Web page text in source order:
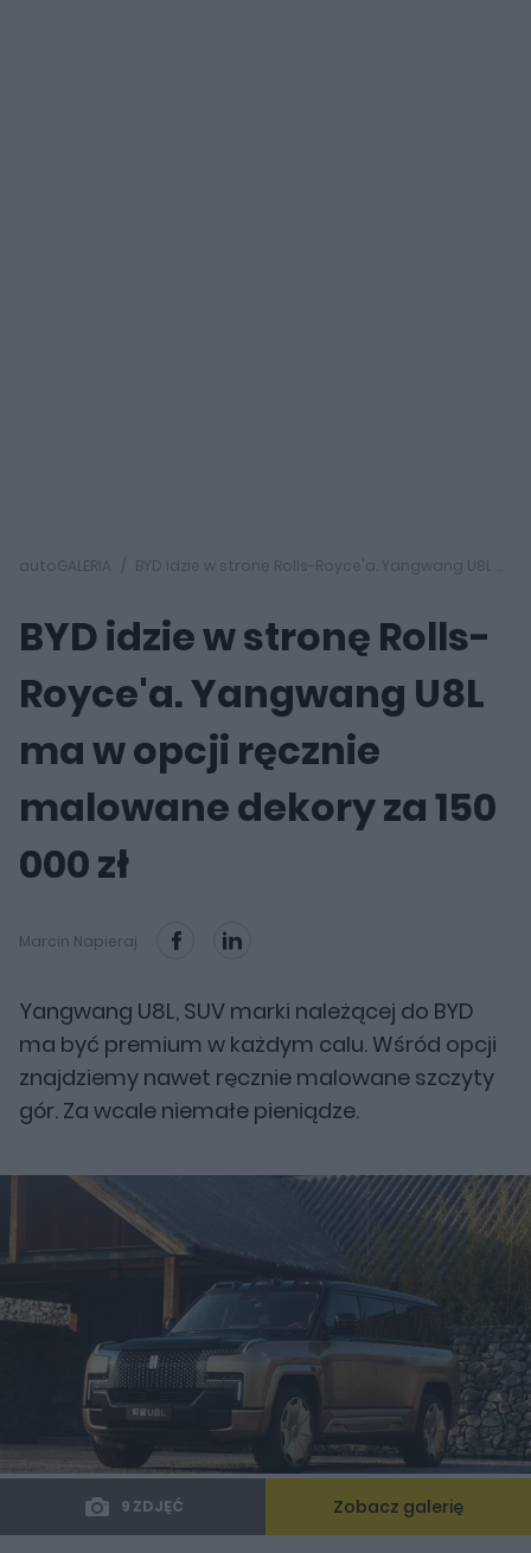
autoGALERIA BYD idzie w stronę Rolls-Royce'a. Yangwang U8L ma w opcji ręcznie malowane dekory za 150 000 zł
BYD idzie w stronę Rolls-
Royce'a. Yangwang U8L
ma w opcji ręcznie
malowane dekory za 150
000 zł
Marcin Napieraj
Yangwang U8L, SUV marki należącej do BYD
ma być premium w każdym calu. Wśród opcji
znajdziemy nawet ręcznie malowane szczyty
gór. Za wcale niemałe pieniądze.
9 ZDJĘĆ Zobacz galerię